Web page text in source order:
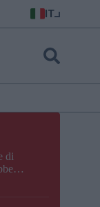
IT
di